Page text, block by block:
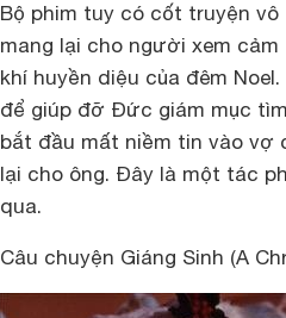
Bộ phim tuy có cốt truyện
mang lại cho người xem
khí huyền diệu của đêm
để giúp đỡ Đức giám mục
bắt đầu mất niềm tin vào vợ
lại cho ông. Đây là một tác
qua.
Câu chuyện Giáng Sinh (A